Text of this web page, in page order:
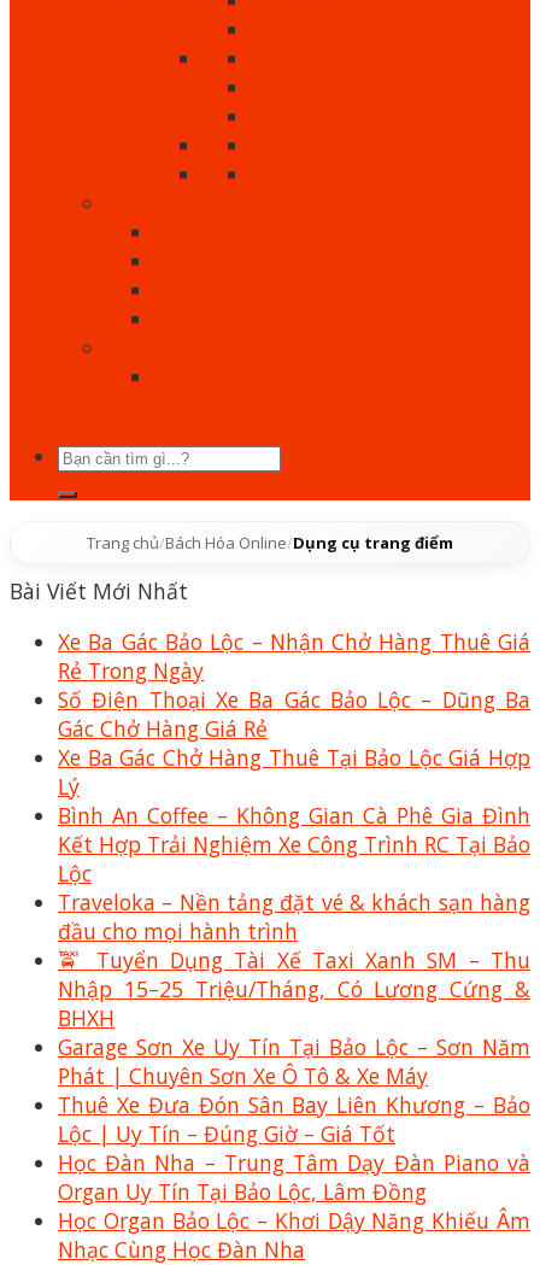
Tìm
Trang chủ/Bách Hóa Online/Dụng cụ trang điểm
Bài Viết Mới Nhất
Xe Ba Gác Bảo Lộc – Nhận Chở Hàng Thuê Giá
Rẻ Trong Ngày
Số Điện Thoại Xe Ba Gác Bảo Lộc – Dũng Ba
Gác Chở Hàng Giá Rẻ
Xe Ba Gác Chở Hàng Thuê Tại Bảo Lộc Giá Hợp
Lý
Bình An Coffee – Không Gian Cà Phê Gia Đình
Kết Hợp Trải Nghiệm Xe Công Trình RC Tại Bảo
Lộc
Traveloka – Nền tảng đặt vé & khách sạn hàng
đầu cho mọi hành trình
🚖 Tuyển Dụng Tài Xế Taxi Xanh SM – Thu
Nhập 15–25 Triệu/Tháng, Có Lương Cứng &
BHXH
Garage Sơn Xe Uy Tín Tại Bảo Lộc – Sơn Năm
Phát | Chuyên Sơn Xe Ô Tô & Xe Máy
Thuê Xe Đưa Đón Sân Bay Liên Khương – Bảo
Lộc | Uy Tín – Đúng Giờ – Giá Tốt
Học Đàn Nha – Trung Tâm Dạy Đàn Piano và
Organ Uy Tín Tại Bảo Lộc, Lâm Đồng
Học Organ Bảo Lộc – Khơi Dậy Năng Khiếu Âm
Nhạc Cùng Học Đàn Nha